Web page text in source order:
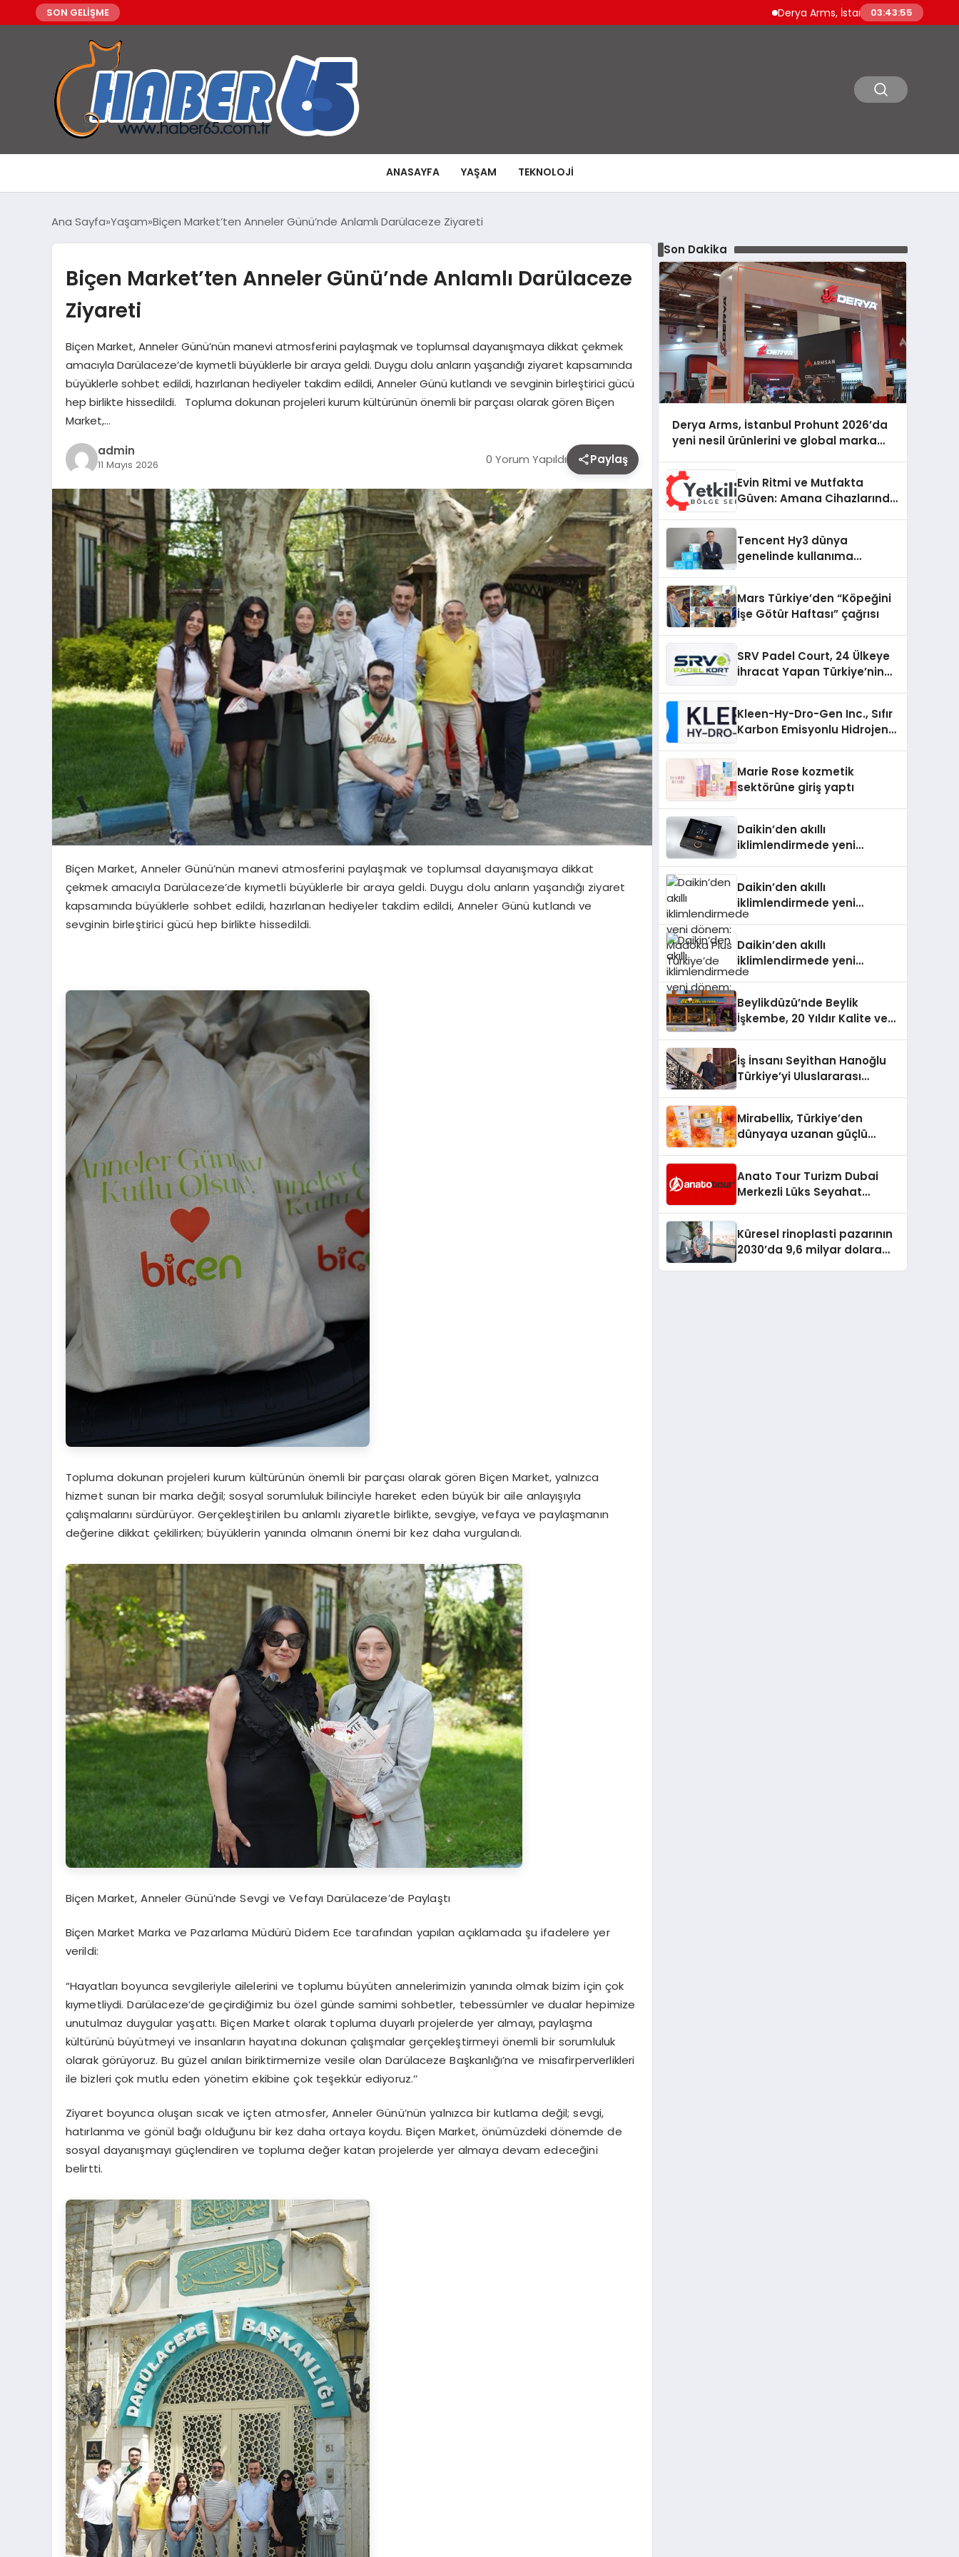
SON GELİŞME Derya Arms, İstanbul Prohunt 2026’da yeni
03:43:57
ANASAYFA YAŞAM TEKNOLOJI
Ana Sayfa Yaşam Biçen Market’ten Anneler Günü’nde Anlamlı Darülaceze Ziyareti
Biçen Market’ten Anneler Günü’nde Anlamlı Darülaceze
Ziyareti
Biçen Market, Anneler Günü’nün manevi atmosferini paylaşmak ve toplumsal dayanışmaya dikkat çekmek
amacıyla Darülaceze’de kıymetli büyüklerle bir araya geldi. Duygu dolu anların yaşandığı ziyaret kapsamında
büyüklerle sohbet edildi, hazırlanan hediyeler takdim edildi, Anneler Günü kutlandı ve sevginin birleştirici gücü
hep birlikte hissedildi. Topluma dokunan projeleri kurum kültürünün önemli bir parçası olarak gören Biçen
Market,…
admin
11 Mayıs 2026 0 Yorum Yapıldı Paylaş
Biçen Market, Anneler Günü’nün manevi atmosferini paylaşmak ve toplumsal dayanışmaya dikkat
çekmek amacıyla Darülaceze’de kıymetli büyüklerle bir araya geldi. Duygu dolu anların yaşandığı ziyaret
kapsamında büyüklerle sohbet edildi,hazırlanan hediyeler takdim edildi, Anneler Günü kutlandı ve
sevginin birleştirici gücü hep birlikte hissedildi.
Topluma dokunan projeleri kurum kültürünün önemli bir parçası olarak gören Biçen Market, yalnızca
hizmet sunan bir marka değil; sosyal sorumluluk bilinciyle hareket eden büyük bir aile anlayışıyla
çalışmalarını sürdürüyor. Gerçekleştirilen bu anlamlı ziyaretle birlikte, sevgiye, vefaya ve paylaşmanın
değerine dikkat çekilirken; büyüklerin yanında olmanın önemi bir kez daha vurgulandı.
Biçen Market, Anneler Günü’nde Sevgi ve Vefayı Darülaceze’de Paylaştı
Biçen MarketMarka ve Pazarlama Müdürü Didem Ece tarafından yapılan açıklamada şu ifadelere yer
verildi:
“Hayatları boyunca sevgileriyle ailelerini ve toplumu büyüten annelerimizin yanında olmak bizim için çok
kıymetliydi. Darülaceze’de geçirdiğimiz bu özel günde samimi sohbetler, tebessümler ve dualar hepimize
unutulmaz duygular yaşattı. Biçen Market olarak topluma duyarlı projelerde yer almayı, paylaşma
kültürünü büyütmeyi ve insanların hayatına dokunan çalışmalar gerçekleştirmeyi önemli bir sorumluluk
olarak görüyoruz. Bu güzel anıları biriktirmemize vesile olan Darülaceze Başkanlığı’na ve misafirperverlikleri
ile bizleri çok mutlu eden yönetim ekibine çok teşekkür ediyoruz.’’
Ziyaret boyunca oluşan sıcak ve içten atmosfer, Anneler Günü’nün yalnızca bir kutlama değil; sevgi,
hatırlanma ve gönül bağı olduğunu bir kez daha ortaya koydu. Biçen Market, önümüzdeki dönemde de
sosyal dayanışmayı güçlendiren ve topluma değer katan projelerde yer almaya devam edeceğini
belirtti.
Son Dakika
Derya Arms, İstanbul Prohunt 2026’da
yeni nesil ürünlerini ve global marka
Evin Ritmi ve Mutfakta
Güven: Amana Cihazlarında
Tencent Hy3 dünya
genelinde kullanıma
Mars Türkiye’den “Köpeğini
İşe Götür Haftası” çağrısı
SRV Padel Court, 24 Ülkeye
İhracat Yapan Türkiye’nin
Kleen-Hy-Dro-Gen Inc., Sıfır
Karbon Emisyonlu Hidrojen
Aldı
Marie Rose kozmetik
sektörüne giriş yaptı
Daikin’den akıllı
iklimlendirmede yeni
Daikin’den akıllı
iklimlendirmede yeni
dönem: Madoka Plus
Daikin’den akıllı
iklimlendirmede yeni
dönem: Madoka Plus
Beylikdüzü’nde Beylik
İşkembe, 20 Yıldır Kalite ve
İş İnsanı Seyithan Hanoğlu
Türkiye’yi Uluslararası
Mirabellix, Türkiye’den
dünyaya uzanan güçlü
Anato Tour Turizm Dubai
Merkezli Lüks Seyahat
Küresel rinoplasti pazarının
2030’da 9,6 milyar dolara